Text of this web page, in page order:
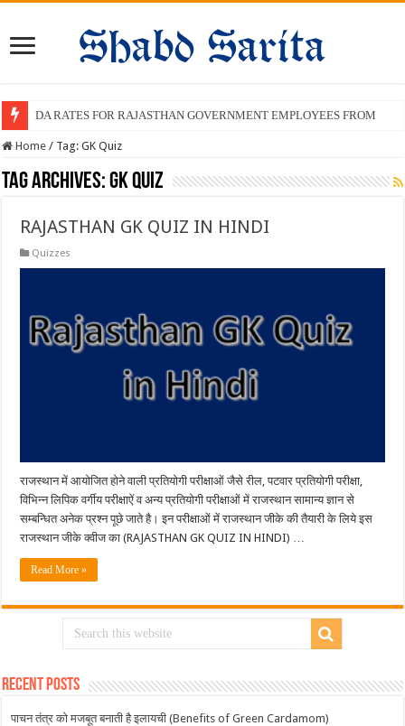
DA RATES FOR RAJASTHAN GOVERNMENT EMPLOYEES FROM JAN 2
Home / Tag:GK Quiz
Tag Archives:GK Quiz
RAJASTHAN GK QUIZ IN HINDI
Quizzes
राजस्थान में आयोजित होने वाली प्रतियोगी परीक्षाओं जैसे रील, पटवार प्रतियोगी परीक्षा,
विभिन्न लिपिक वर्गीय परीक्षाऐं व अन्य प्रतियोगी परीक्षाओं में राजस्थान सामान्य ज्ञान से
सम्बन्धित अनेक प्रश्न पूछे जाते है। इन परीक्षाओं में राजस्थान जीके की तैयारी के लिये इस
राजस्थान जीके क्वीज का (RAJASTHAN GK QUIZ IN HINDI) …
Read More »
Recent Posts
पाचन तंत्र को मजबूत बनाती है इलायची (Benefits of Green Cardamom)